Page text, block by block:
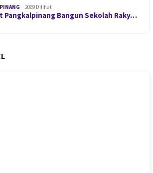
2069 Dilihat
Pangkalpinang Bangun Sekolah Raky…